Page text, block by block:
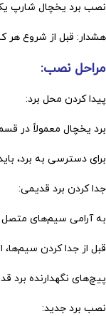
نصب برد یخچال شارپ
هشدار: قبل از شروع هر
مراحل نصب:
پیدا کردن محل برد:
برد یخچال معمولاً در
برای دسترسی به برد،
جدا کردن برد قدیمی:
به آرامی سیم‌های متصل
قبل از جدا کردن
پیچ‌های نگهدارنده برد
نصب برد جدید: